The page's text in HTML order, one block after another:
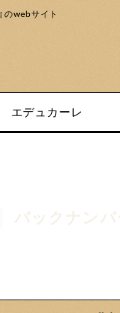
のwebサイト
エデュカーレ